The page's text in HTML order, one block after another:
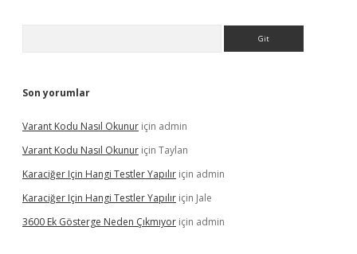
Son yorumlar
Varant Kodu Nasıl Okunur için admin
Varant Kodu Nasıl Okunur için Taylan
Karaciğer Için Hangi Testler Yapılır için admin
Karaciğer Için Hangi Testler Yapılır için Jale
3600 Ek Gösterge Neden Çıkmıyor için admin